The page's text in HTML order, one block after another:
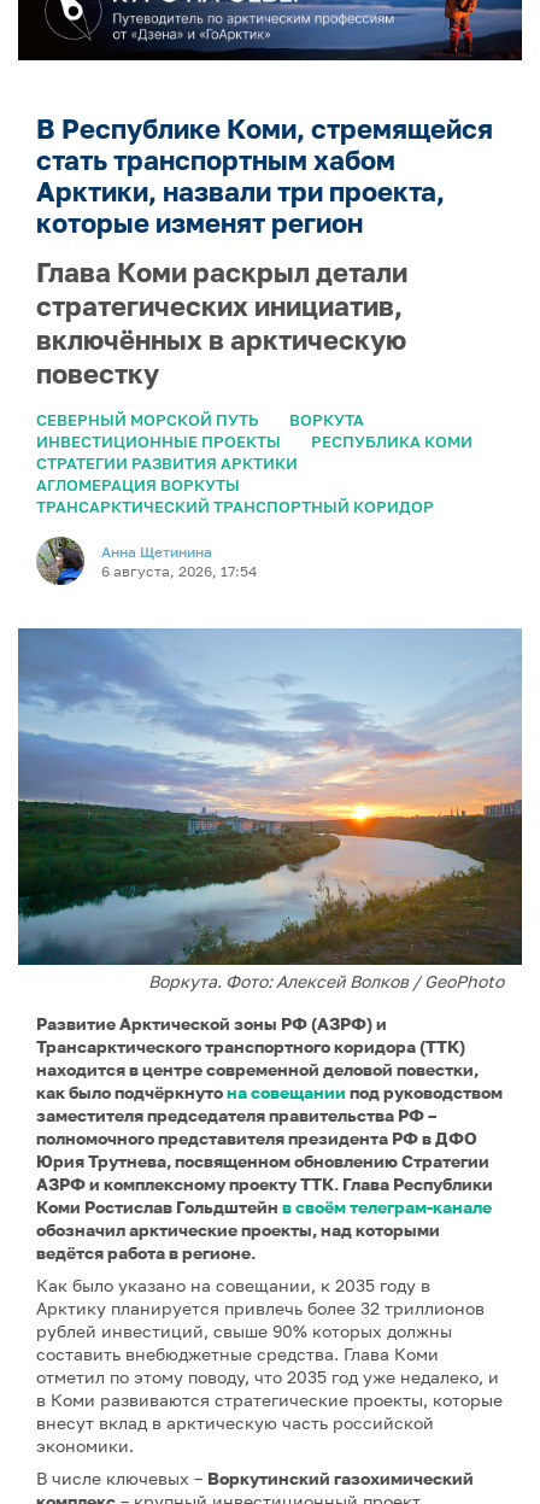
В Республике Коми, стремящейся
стать транспортным хабом
Арктики, назвали три проекта,
которые изменят регион
Глава Коми раскрыл детали
стратегических инициатив,
включённых в арктическую
повестку
СЕВЕРНЫЙ МОРСКОЙ ПУТЬ
ВОРКУТА
ИНВЕСТИЦИОННЫЕ ПРОЕКТЫ
РЕСПУБЛИКА КОМИ
СТРАТЕГИИ РАЗВИТИЯ АРКТИКИ
АГЛОМЕРАЦИЯ ВОРКУТЫ
ТРАНСАРКТИЧЕСКИЙ ТРАНСПОРТНЫЙ КОРИДОР
Анна Щетинина
6 августа, 2026, 17:54
Воркута. Фото: Алексей Волков / GeoPhoto
Развитие Арктической зоны РФ (АЗРФ) и
Трансарктического транспортного коридора (ТТК)
находится в центре современной деловой повестки,
как было подчёркнутона совещании под руководством
заместителя председателя правительства РФ –
полномочного представителя президента РФ в ДФО
Юрия Трутнева, посвященном обновлению Стратегии
АЗРФ и комплексному проекту ТТК. Глава Республики
Коми Ростислав Гольдштейн в своём телеграм-канале
обозначил арктические проекты, над которыми
ведётся работа в регионе.
Как было указано на совещании, к 2035 году в
Арктику планируется привлечь более 32 триллионов
рублей инвестиций, свыше 90% которых должны
составить внебюджетные средства. Глава Коми
отметил по этому поводу, что 2035 год уже недалеко, и
в Коми развиваются стратегические проекты, которые
внесут вклад в арктическую часть российской
экономики.
В числе ключевых – Воркутинский газохимический